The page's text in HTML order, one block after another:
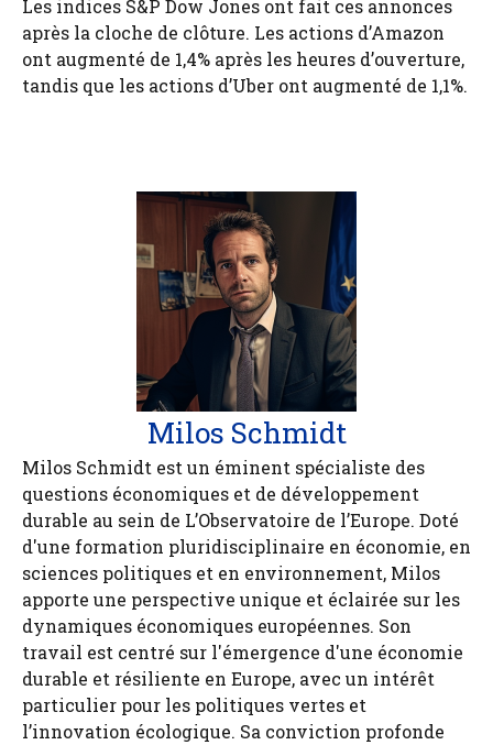
Les indices S&P Dow Jones ont fait ces annonces
après la cloche de clôture. Les actions d’Amazon
ont augmenté de 1,4% après les heures d’ouverture,
tandis que les actions d’Uber ont augmenté de 1,1%.
Milos Schmidt
Milos Schmidt est un éminent spécialiste des
questions économiques et de développement
durable au sein de L’Observatoire de l’Europe. Doté
d'une formation pluridisciplinaire en économie, en
sciences politiques et en environnement, Milos
apporte une perspective unique et éclairée sur les
dynamiques économiques européennes. Son
travail est centré sur l'émergence d'une économie
durable et résiliente en Europe, avec un intérêt
particulier pour les politiques vertes et
l’innovation écologique. Sa conviction profonde